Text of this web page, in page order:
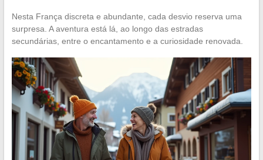
Nesta França discreta e abundante, cada desvio reserva uma
surpresa. A aventura está lá, ao longo das estradas
secundárias, entre o encantamento e a curiosidade renovada.